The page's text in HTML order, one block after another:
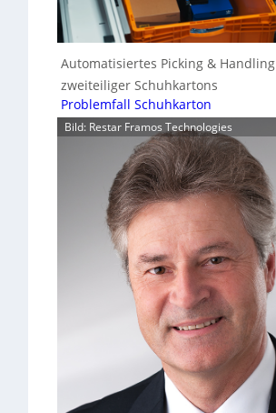
Automatisiertes Picking & Handling
zweiteiliger Schuhkartons
Problemfall Schuhkarton
Bild: Restar Framos Technologies